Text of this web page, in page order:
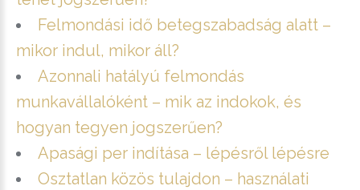
Felmondási idő betegszabadság alatt –
mikor indul, mikor áll?
Azonnali hatályú felmondás
munkavállalóként – mik az indokok, és
hogyan tegyen jogszerűen?
Apasági per indítása – lépésről lépésre
Osztatlan közös tulajdon – használati